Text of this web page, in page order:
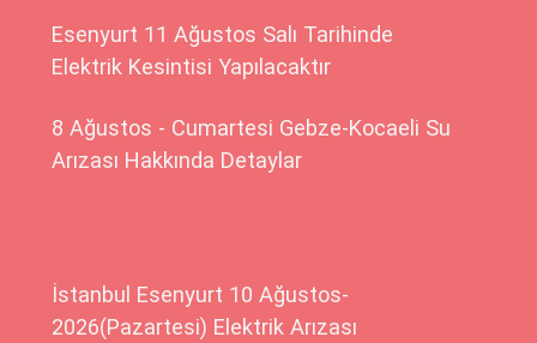
Esenyurt 11 Ağustos Salı Tarihinde
Elektrik Kesintisi Yapılacaktır
8 Ağustos - Cumartesi Gebze-Kocaeli Su
Arızası Hakkında Detaylar
İstanbul Esenyurt 10 Ağustos-
2026(Pazartesi) Elektrik Arızası